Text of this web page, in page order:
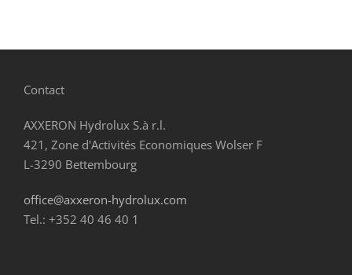
Contact
AXXERON Hydrolux S.à r.l.
421, Zone d'Activités Economiques Wolser F
L-3290 Bettembourg
office@axxeron-hydrolux.com
Tel.: +352 40 46 40 1